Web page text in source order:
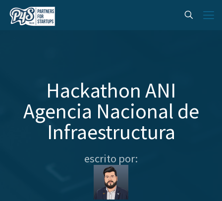
Hackathon ANI
Agencia Nacional de
Infraestructura
escrito por: